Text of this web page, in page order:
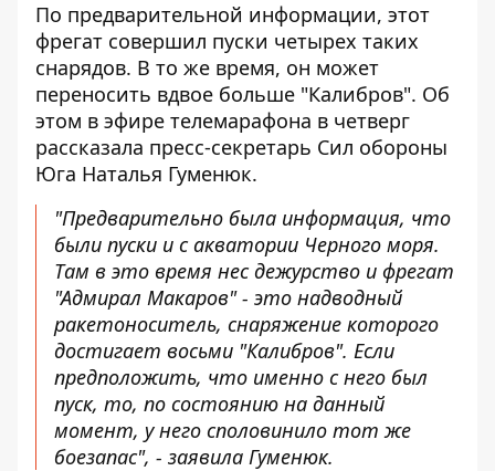
По предварительной информации, этот
фрегат совершил пуски четырех таких
снарядов. В то же время, он может
переносить вдвое больше "Калибров". Об
этом в эфире телемарафона в четверг
рассказала пресс-секретарь Сил обороны
Юга Наталья Гуменюк.
"Предварительно была информация, что
были пуски и с акватории Черного моря.
Там в это время нес дежурство и фрегат
"Адмирал Макаров" - это надводный
ракетоноситель, снаряжение которого
достигает восьми "Калибров". Если
предположить, что именно с него был
пуск, то, по состоянию на данный
момент, у него споловинило тот же
боезапас", - заявила Гуменюк.